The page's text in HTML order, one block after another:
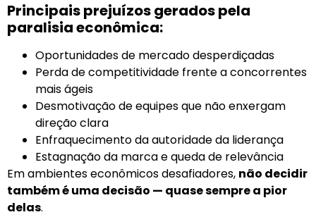
Principais prejuízos gerados pela
paralisia econômica:
Oportunidades de mercado desperdiçadas
Perda de competitividade frente a concorrentes
mais ágeis
Desmotivação de equipes que não enxergam
direção clara
Enfraquecimento da autoridade da liderança
Estagnação da marca e queda de relevância
Em ambientes econômicos desafiadores, não decidir
também é uma decisão — quase sempre a pior
delas.